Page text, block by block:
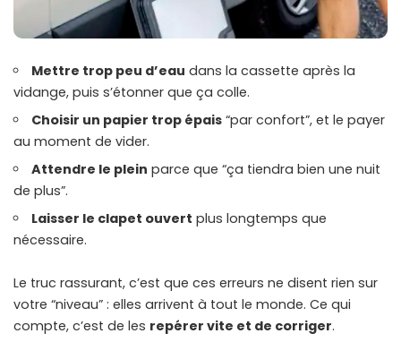
Mettre trop peu d’eau dans la cassette après la
vidange, puis s’étonner que ça colle.
Choisir un papier trop épais “par confort”, et le payer
au moment de vider.
Attendre le plein parce que “ça tiendra bien une nuit
de plus”.
Laisser le clapet ouvert plus longtemps que
nécessaire.
Le truc rassurant, c’est que ces erreurs ne disent rien sur
votre “niveau” : elles arrivent à tout le monde. Ce qui
compte, c’est de les repérer vite et de corriger.